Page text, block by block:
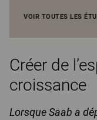
VOIR TOUTES LES
Créer de
croissance
Lorsque Saab a